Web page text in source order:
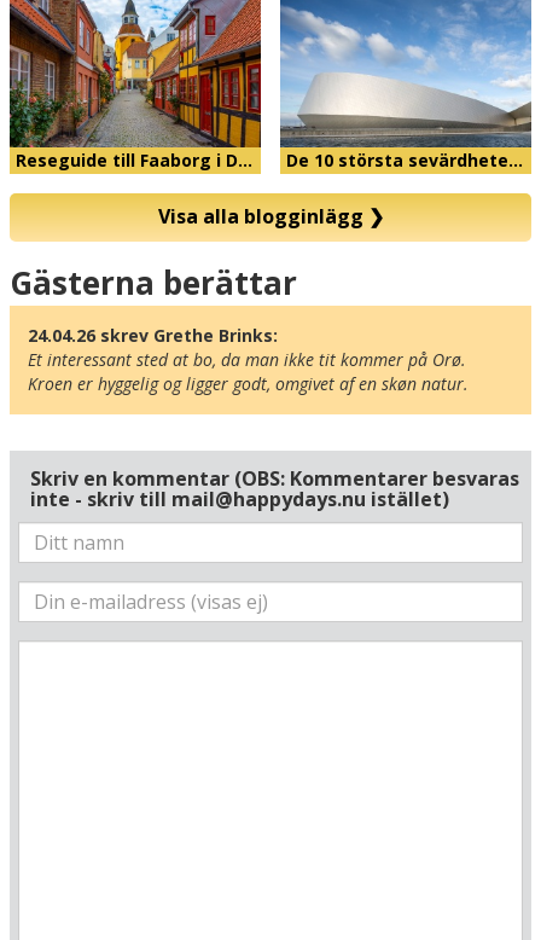
Reseguide till Faaborg i D… De 10 största sevärdhete…
Visa alla blogginlägg❯
Karta
Gästerna berättar
24.04.26 skrev Grethe Brinks:
Et interessant sted at bo, da man ikke tit kommer på Orø.
Kroen er hyggelig og ligger godt, omgivet af en skøn natur.
Skriv en kommentar (OBS: Kommentarer besvaras
inte - skriv till mail@happydays.nu istället)